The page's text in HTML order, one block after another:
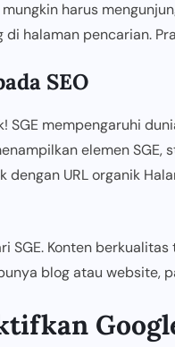
mungkin harus
halaman pencarian.
SEO
SGE mempengaruhi
elemen
dengan URL organik
SGE. Konten
blog atau website,